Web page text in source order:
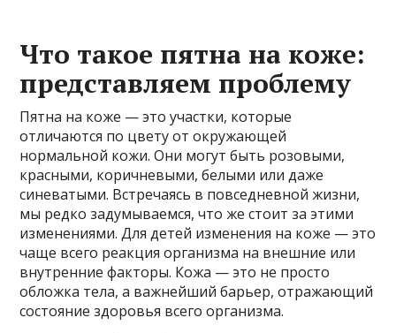
Что такое пятна на коже:
представляем проблему
Пятна на коже — это участки, которые
отличаются по цвету от окружающей
нормальной кожи. Они могут быть розовыми,
красными, коричневыми, белыми или даже
синеватыми. Встречаясь в повседневной жизни,
мы редко задумываемся, что же стоит за этими
изменениями. Для детей изменения на коже — это
чаще всего реакция организма на внешние или
внутренние факторы. Кожа — это не просто
обложка тела, а важнейший барьер, отражающий
состояние здоровья всего организма.